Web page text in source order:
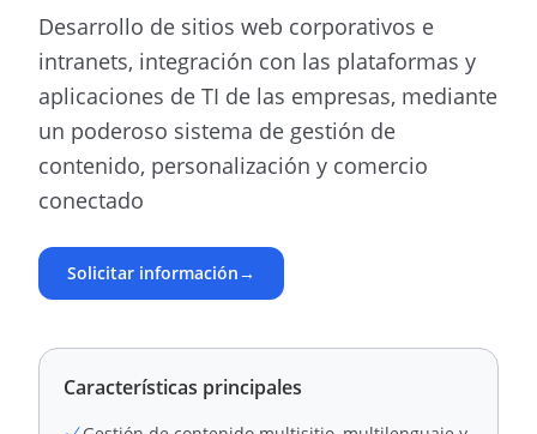
Desarrollo de sitios web corporativos e
intranets, integración con las plataformas y
aplicaciones de TI de las empresas, mediante
un poderoso sistema de gestión de
contenido, personalización y comercio
conectado
Solicitar información→
Características principales